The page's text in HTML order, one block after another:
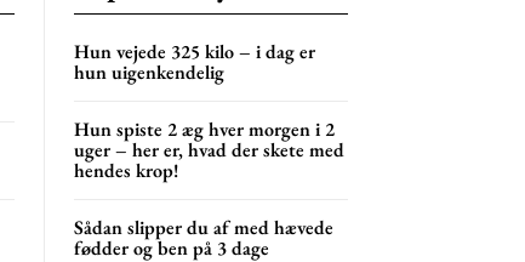
Hun vejede 325 kilo – i dag er
hun uigenkendelig
Hun spiste 2 æg hver morgen i 2
uger – her er, hvad der skete med
hendes krop!
Sådan slipper du af med hævede
fødder og ben på 3 dage